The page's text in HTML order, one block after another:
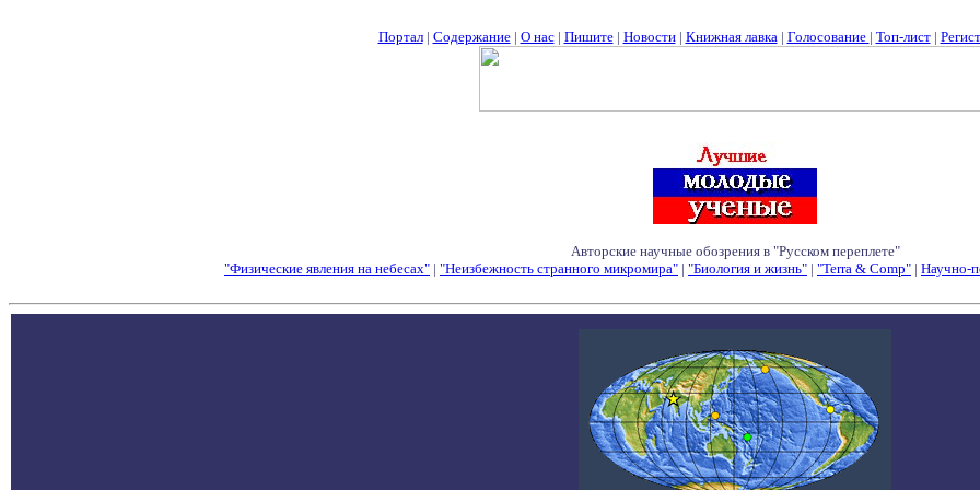
Портал| Содержание| О нас| Пишите| Новости| Книжная лавка| Голосование | Топ-лист|
Авторские научные обозрения в "Русском переплете"
"Физические явления на небесах" | "Неизбежность странного микромира" | "Биология и жизнь" | "Terra & Comp" | Научно-